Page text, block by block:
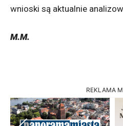
wnioski są aktualnie
M.M.
REKLAMA